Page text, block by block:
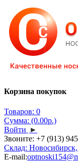
Корзина покупок
Товаров: 0
Сумма: (0.00р.)
Войти ►
Звоните: +7 (913)
Склад:
E-mail: